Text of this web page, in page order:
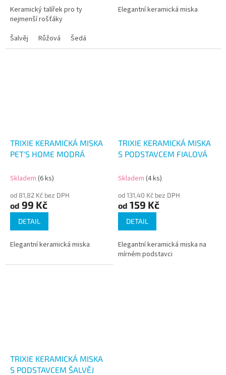
Keramický talířek pro ty
nejmenší rošťáky
Šalvěj
Růžová Šedá
Elegantní keramická miska
TRIXIE KERAMICKÁ MISKA
PET'S HOME MODRÁ
Skladem (6 ks)
od 81,82 Kč bez DPH
od 99 Kč
DETAIL
Elegantní keramická miska
TRIXIE KERAMICKÁ MISKA
S PODSTAVCEM FIALOVÁ
Skladem (4 ks)
od 131,40 Kč bez DPH
od 159 Kč
DETAIL
Elegantní keramická miska na
mírném podstavci
TRIXIE KERAMICKÁ MISKA
S PODSTAVCEM ŠALVĚJ